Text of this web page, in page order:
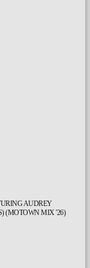
AUDREY
(MOTOWN MIX '26)